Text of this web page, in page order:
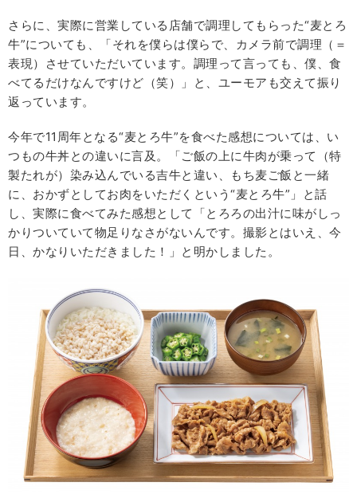
さらに、実際に営業している店舗で調理してもらった“麦とろ
牛”についても、「それを僕らは僕らで、カメラ前で調理（＝
表現）させていただいています。調理って言っても、僕、食
べてるだけなんですけど（笑）」と、ユーモアも交えて振り
返っています。
今年で11周年となる“麦とろ牛”を食べた感想については、い
つもの牛丼との違いに言及。「ご飯の上に牛肉が乗って（特
製たれが）染み込んでいる吉牛と違い、もち麦ご飯と一緒
に、おかずとしてお肉をいただくという“麦とろ牛”」と話
し、実際に食べてみた感想として「とろろの出汁に味がしっ
かりついていて物足りなさがないんです。撮影とはいえ、今
日、かなりいただきました！」と明かしました。